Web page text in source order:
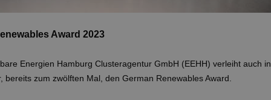
Award 2023
Energien Hamburg Clusteragentur GmbH (EEHH) verleiht auch in
bereits zum zwölften Mal, den German Renewables Award.